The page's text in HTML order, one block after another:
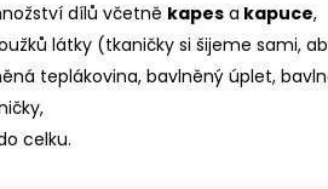
dílů včetně kapes a kapuce,
látky (tkaničky si šijeme sami,
teplákovina, bavlněný úplet,
celku.